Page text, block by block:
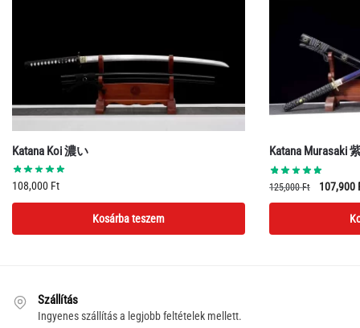
Katana Koi 濃い
108,000 Ft
Kosárba teszem
Katana Murasaki
125,000Ft
Original
price
125,000
107,900
Szállítás
Ingyenes szállítás a legjobb feltételek mellett.